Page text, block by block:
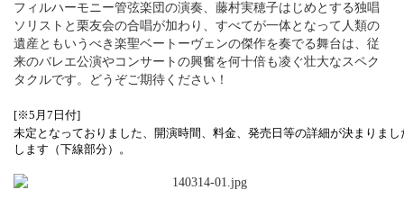
フィルハーモニー管弦楽団の演奏、藤村実穂子はじめとする独唱
ソリストと栗友会の合唱が加わり、すべてが一体となって人類の
遺産ともいうべき楽聖ベートーヴェンの傑作を奏でる舞台は、従
来のバレエ公演やコンサートの興奮を何十倍も凌ぐ壮大なスペク
タクルです。どうぞご期待ください！
[※5月7日付]
未定となっておりました、開演時間、料金、発売日等の詳細が決まりま
します（下線部分）。